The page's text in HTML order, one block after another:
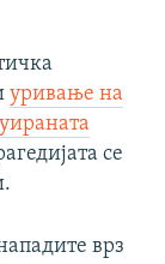
уривање на
се
врз